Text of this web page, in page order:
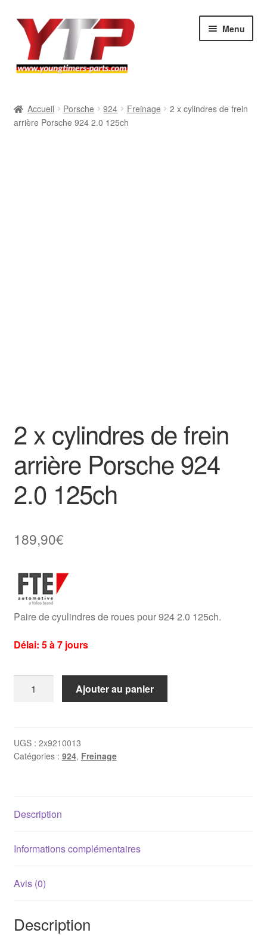
Aller
navigation
Aller
contenu
Menu
BMW
Accueil Porsche 924 Freinage
2 x cylindres de frein
arrière Porsche 924 2.0 125ch
2 x cylindres de frein
arrière Porsche 924
2.0 125ch
189,90€
Paire de cyulindres de roues pour 924 2.0 125ch.
Délai: 5 à 7 jours
cylindres
de
924
125ch
Ajouter au panier
UGS : 2x9210013
Catégories : 924, Freinage
Description
Informations complémentaires
Avis (0)
Description